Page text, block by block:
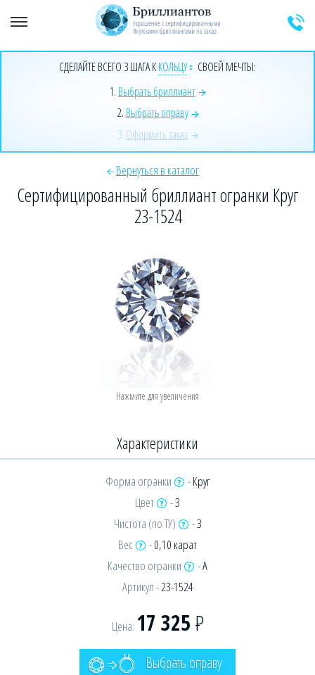
+7 (925) 589-64-91 Заказать звонок эксперта
СДЕЛАЙТЕ ВСЕГО 3 ШАГА ККОЛЬЦУ
СВОЕЙ МЕЧТЫ:
1. Выбрать бриллиант
2. Выбрать оправу
3. Оформить заказ
Вернуться в каталог
Сертифицированный бриллиант огранки Круг
23-1524
Характеристики
Форма огранки -Круг
Цвет
-3
Чистота (по ТУ)
-3
Вес
-0,10 карат
Качество огранки
-А
Артикул -23-1524
Цена: 17 325Р
Выбрать оправу